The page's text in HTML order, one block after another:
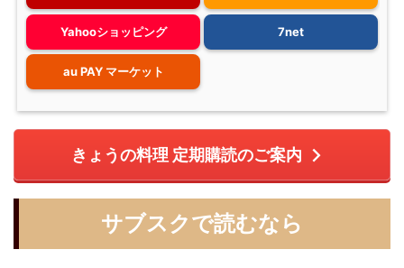
Yahooショッピング 7net
au PAY マーケット
きょうの料理 定期購読のご案内
サブスクで読むなら